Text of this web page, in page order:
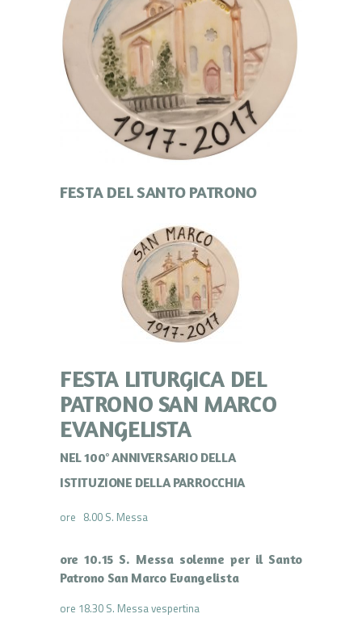
FESTA DEL SANTO PATRONO
FESTA LITURGICA DEL
PATRONO SAN MARCO
EVANGELISTA
NEL 100° ANNIVERSARIO DELLA
ISTITUZIONE DELLA PARROCCHIA
ore 8.00 S. Messa
ore 10.15 S. Messa solenne per il Santo
Patrono San Marco Evangelista
ore 18.30 S. Messa vespertina